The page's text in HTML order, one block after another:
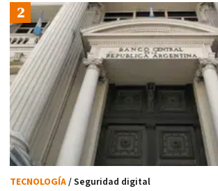
TECNOLOGÍA/ Seguridad digital